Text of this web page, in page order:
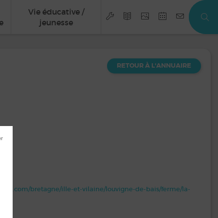
Vie éducative /
jeunesse
RETOUR À L'ANNUAIRE
bretagne/ille-et-vilaine/louvigne-de-bais/ferme/la-